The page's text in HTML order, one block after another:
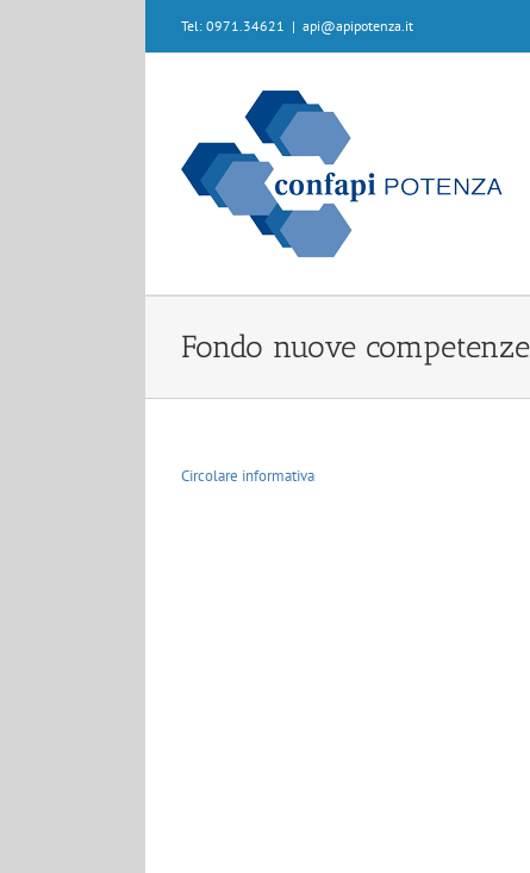
Tel: 0971.34621 | api@apipotenza.it
Fondo nuove
Circolare informativa